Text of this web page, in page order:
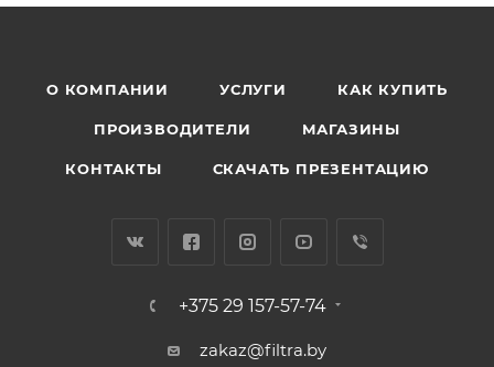
О КОМПАНИИ УСЛУГИ КАК КУПИТЬ
ПРОИЗВОДИТЕЛИ МАГАЗИНЫ
КОНТАКТЫ СКАЧАТЬ ПРЕЗЕНТАЦИЮ
+375 29 157-57-74
zakaz@filtra.by